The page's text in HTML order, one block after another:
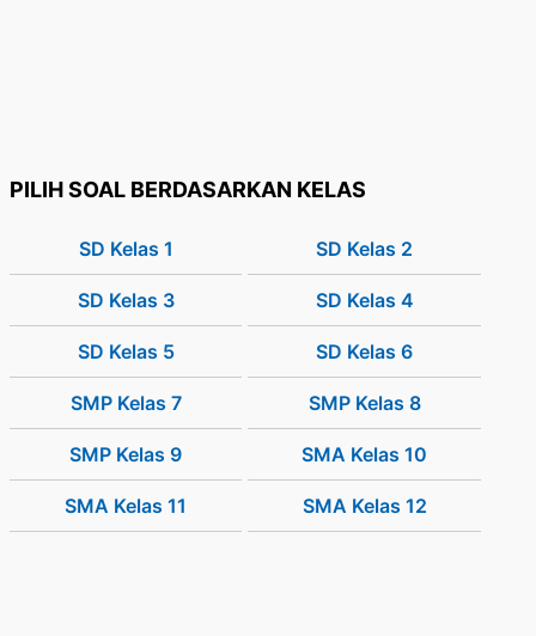
PILIH SOAL BERDASARKAN KELAS
SD Kelas 1 SD Kelas 2
SD Kelas 3 SD Kelas 4
SD Kelas 5 SD Kelas 6
SMP Kelas 7 SMP Kelas 8
SMP Kelas 9 SMA Kelas 10
SMA Kelas 11 SMA Kelas 12